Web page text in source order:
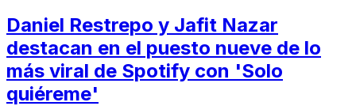
Daniel Restrepo y Jafit Nazar
destacan en el puesto nueve de lo
más viral de Spotify con 'Solo
quiéreme'